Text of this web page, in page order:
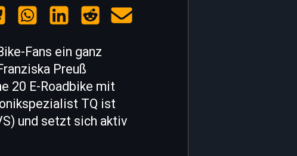
Fans ein ganz
Preuß
20 E-Roadbike mit
TQ ist
und setzt sich aktiv